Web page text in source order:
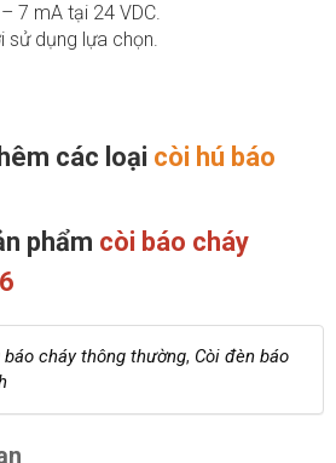
7 mA tại 24 VDC.
sử dụng lựa chọn.
các loại còi hú báo
phẩm còi báo cháy
báo cháy thông thường, Còi đèn báo